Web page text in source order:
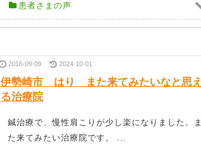
患者さまの声
2016-09-09 2024-10-01
伊勢崎市 はり また来てみたいなと思え
る治療院
鍼治療で、慢性肩こりが少し楽になりました。ま
た来てみたい治療院です。 ...